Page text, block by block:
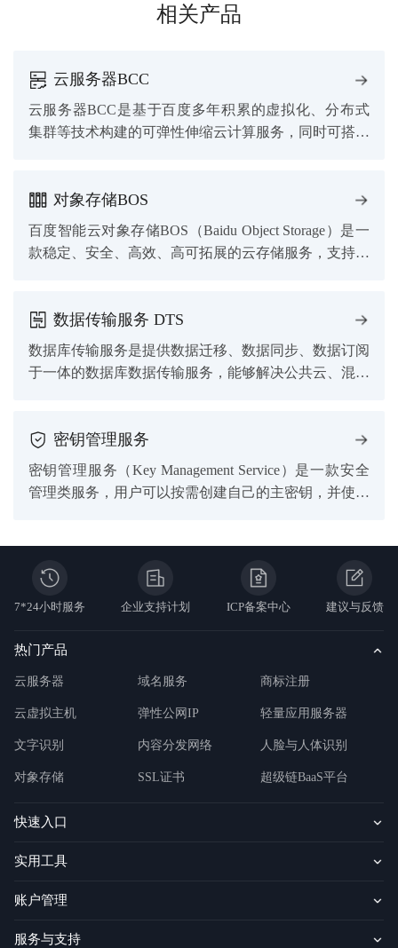
相关产品
云服务器BCC
云服务器BCC是基于百度多年积累的虚拟化、分布式
集群等技术构建的可弹性伸缩云计算服务，同时可搭配
对象存储BOS
百度智能云对象存储BOS（Baidu Object Storage）是一
款稳定、安全、高效、高可拓展的云存储服务，支持标
数据传输服务 DTS
数据库传输服务是提供数据迁移、数据同步、数据订阅
于一体的数据库数据传输服务，能够解决公共云、混合
密钥管理服务
密钥管理服务（Key Management Service）是一款安全
管理类服务，用户可以按需创建自己的主密钥，并使用
7*24小时服务 企业支持计划 ICP备案中心 建议与反馈
热门产品
云服务器 域名服务 商标注册
云虚拟主机 弹性公网IP 轻量应用服务器
文字识别 内容分发网络 人脸与人体识别
对象存储 SSL证书 超级链BaaS平台
快速入口
实用工具
账户管理
服务与支持